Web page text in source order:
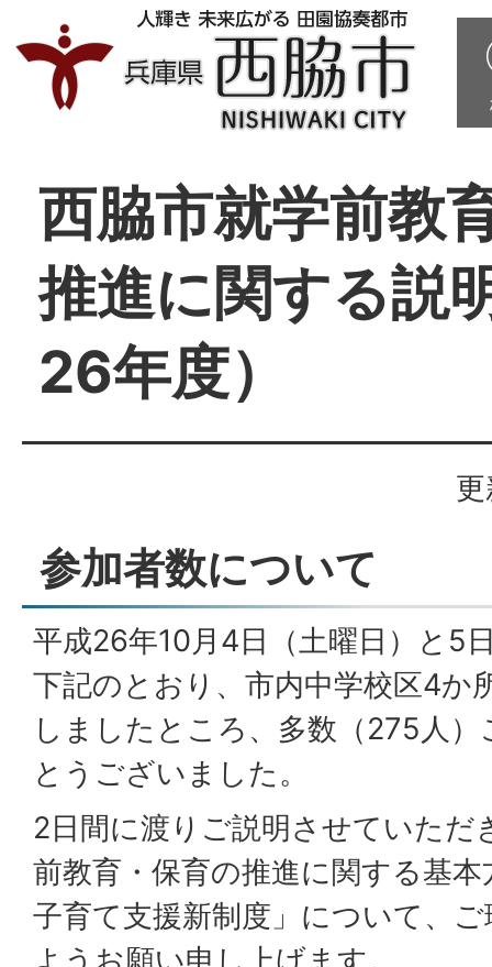
西脇市就学前教
推進に関する説
26年度）
参加者数について
平成26年10月4日（土曜日）と5
下記のとおり、市内中学校区4か
しましたところ、多数（275人
とうございました。
2日間に渡りご説明させていただ
前教育・保育の推進に関する基
子育て支援新制度」について、